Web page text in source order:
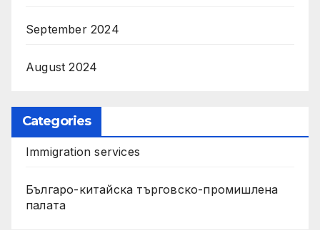
September 2024
August 2024
Categories
Immigration services
Българо-китайска търговско-промишлена
палата